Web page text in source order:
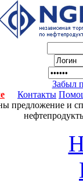
Забыл
Контакты
предложение и